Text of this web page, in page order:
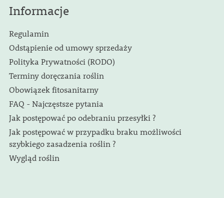
Informacje
Regulamin
Odstąpienie od umowy sprzedaży
Polityka Prywatności (RODO)
Terminy doręczania roślin
Obowiązek fitosanitarny
FAQ - Najczęstsze pytania
Jak postępować po odebraniu przesyłki ?
Jak postępować w przypadku braku możliwości
szybkiego zasadzenia roślin ?
Wygląd roślin